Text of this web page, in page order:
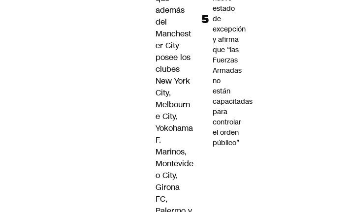
además
del
Manchest
er City
posee los
clubes
New York
City,
Melbourn
e City,
Yokohama
F.
Marinos,
Montevide
o City,
Girona
FC,
estado
de
excepción
y afirma
que “las
Fuerzas
Armadas
no
están
capacitadas
para
controlar
el orden
público”